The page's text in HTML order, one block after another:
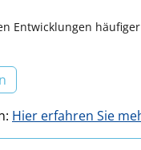
Entwicklungen
Hier erfahren Sie